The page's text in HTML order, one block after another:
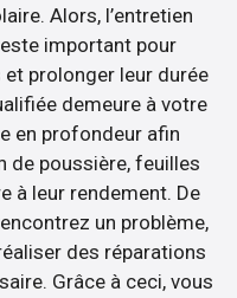
Alors, l’entretien
important pour
prolonger leur durée
demeure à votre
en profondeur afin
de poussière, feuilles
à leur rendement. De
un problème,
des réparations
Grâce à ceci, vous